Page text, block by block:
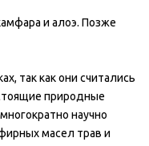
и алоэ. Позже
так как они считались
природные
научно
масел трав и